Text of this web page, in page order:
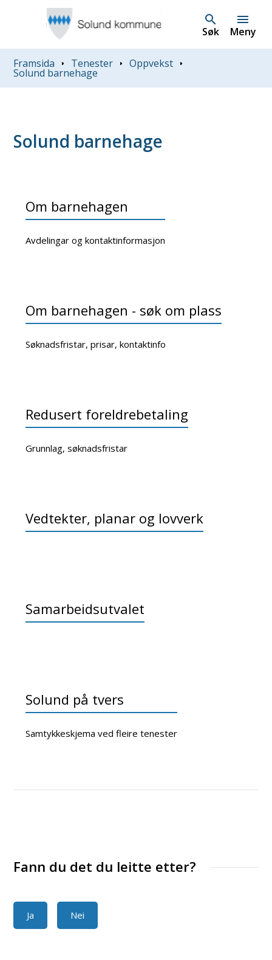
Søk Meny
Du er her:
Framsida Tenester Oppvekst
Solund barnehage
Solund barnehage
Om barnehagen
Avdelingar og kontaktinformasjon
Om barnehagen - søk om plass
Søknadsfristar, prisar, kontaktinfo
Redusert foreldrebetaling
Grunnlag, søknadsfristar
Vedtekter, planar og lovverk
Samarbeidsutvalet
Solund på tvers
Samtykkeskjema ved fleire tenester
Fann du det du leitte etter?
Ja Nei